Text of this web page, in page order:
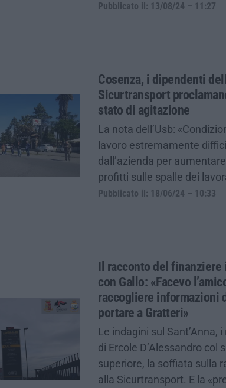
Pubblicato il: 13/08/24 – 11:27
Cosenza, i dipendenti
Sicurtransport
stato di agitazione
La nota dell’Usb:
lavoro estremamente
dall’azienda per
profitti sulle spalle dei
Pubblicato il: 18/06/24 – 10:33
Il racconto del finanziere
con Gallo: «Facevo
raccogliere informazioni
portare a Gratteri»
Le indagini sul Sant’Anna,
di Ercole D’Alessandro col
superiore, la soffiata sulla
alla Sicurtransport. E la